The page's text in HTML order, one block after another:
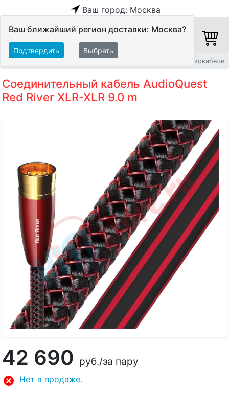
Ваш город: Москва
Ваш ближайший регион доставки: Москва?
Подтвердить Выбрать
Балансные аудиокабели
Соединительный кабель AudioQuest
Red River XLR-XLR 9.0 m
42 690 руб./за пару
Нет в продаже.